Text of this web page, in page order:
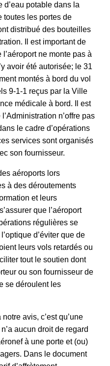
d’eau potable dans la
toutes les portes de
distribué des bouteilles
Il est important de
ne monte pas à
avoir été autorisée; le 31
montés à bord du vol
9-1-1 reçus par la Ville
médicale à bord. Il est
n’offre pas
le cadre d’opérations
services sont organisés
son fournisseur.
aéroports lors
à des déroutements
et leurs
que l’aéroport
régulières se
d’éviter que de
leurs vols retardés ou
tout le soutien dont
ou son fournisseur de
se déroulent les
avis, c’est qu’une
aucun droit de regard
à une porte et (ou)
Dans le document